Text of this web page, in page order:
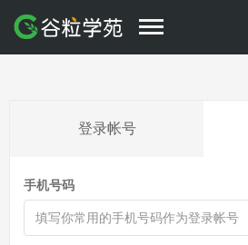
登录帐号
手机号码